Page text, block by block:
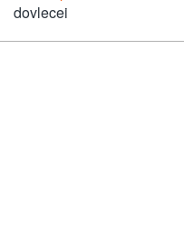
dovlecei